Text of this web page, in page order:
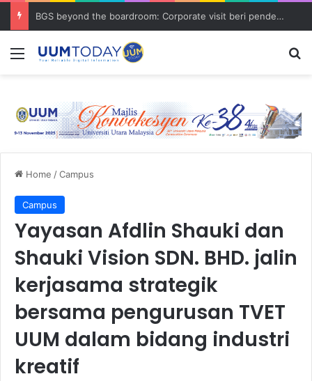
BGS beyond the boardroom: Corporate visit beri pendedahan dunia korporat kepada PELAJAR UUM
Menu
Home /Campus
Campus
Yayasan Afdlin Shauki dan
Shauki Vision SDN. BHD. jalin
kerjasama strategik
bersama pengurusan TVET
UUM dalam bidang industri
kreatif